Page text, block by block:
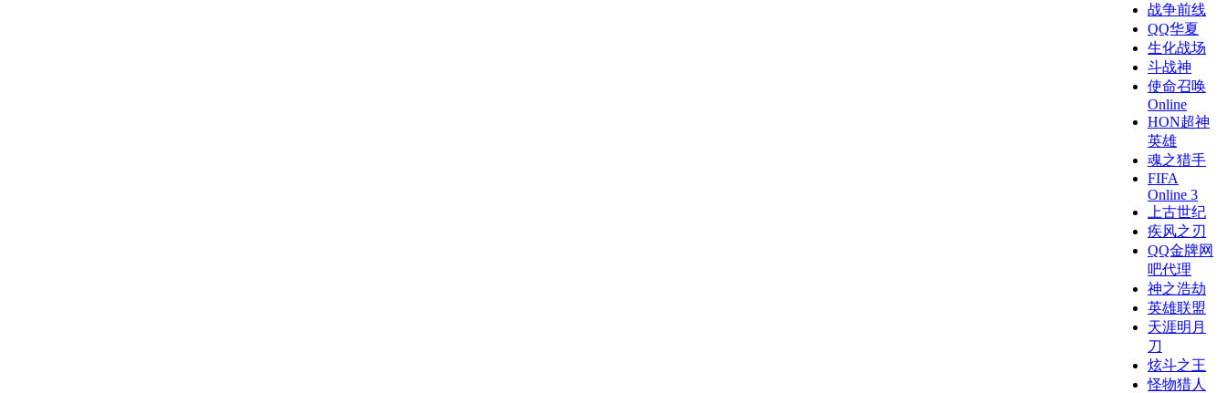
战争前线
QQ华夏
生化战场
斗战神
使命召唤
Online
HON超神
英雄
魂之猎手
FIFA
Online 3
上古世纪
疾风之刃
QQ金牌网
吧代理
神之浩劫
英雄联盟
天涯明月
刀
炫斗之王
怪物猎人